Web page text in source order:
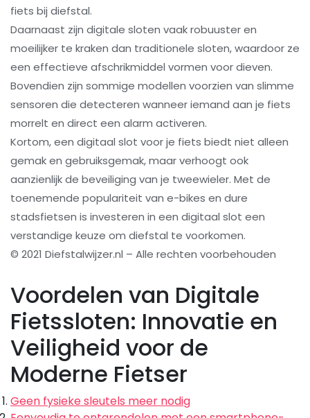
fiets bij diefstal.
Daarnaast zijn digitale sloten vaak robuuster en
moeilijker te kraken dan traditionele sloten, waardoor ze
een effectieve afschrikmiddel vormen voor dieven.
Bovendien zijn sommige modellen voorzien van slimme
sensoren die detecteren wanneer iemand aan je fiets
morrelt en direct een alarm activeren.
Kortom, een digitaal slot voor je fiets biedt niet alleen
gemak en gebruiksgemak, maar verhoogt ook
aanzienlijk de beveiliging van je tweewieler. Met de
toenemende populariteit van e-bikes en dure
stadsfietsen is investeren in een digitaal slot een
verstandige keuze om diefstal te voorkomen.
© 2021 Diefstalwijzer.nl – Alle rechten voorbehouden
Voordelen van Digitale
Fietssloten: Innovatie en
Veiligheid voor de
Moderne Fietser
Geen fysieke sleutels meer nodig